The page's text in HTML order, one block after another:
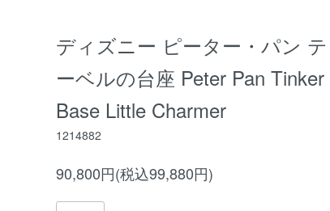
ディズニー ピーター・パン
ーベルの台座 Peter Pan Tinker
Base Little Charmer
1214882
90,800円(税込99,880円)